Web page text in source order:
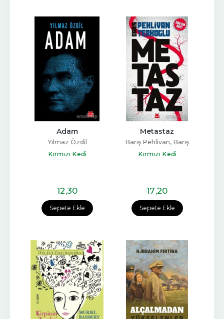
Sepete Ekle
Adam
Yılmaz Özdil
Kırmızı Kedi
12,30
Sepete Ekle
Metastaz
Barış Pehlivan, Barış
Terkoğlu
Kırmızı Kedi
17,20